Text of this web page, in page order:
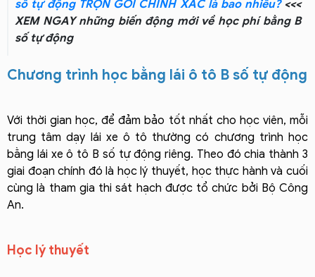
số tự động TRỌN GÓI CHÍNH XÁC là bao nhiêu?<<<
XEM NGAY những biến động mới về học phí bằng B
số tự động
Chương trình học bằng lái ô tô B số tự động
Với thời gian học, để đảm bảo tốt nhất cho học viên, mỗi
trung tâm dạy lái xe ô tô thường có chương trình học
bằng lái xe ô tô B số tự động riêng. Theo đó chia thành 3
giai đoạn chính đó là học lý thuyết, học thực hành và cuối
cùng là tham gia thi sát hạch được tổ chức bởi Bộ Công
An.
Học lý thuyết